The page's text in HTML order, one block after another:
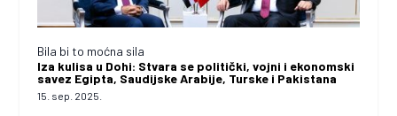
Bila bi to moćna sila
Iza kulisa u Dohi: Stvara se politički, vojni i ekonomski
savez Egipta, Saudijske Arabije, Turske i Pakistana
15. sep. 2025.